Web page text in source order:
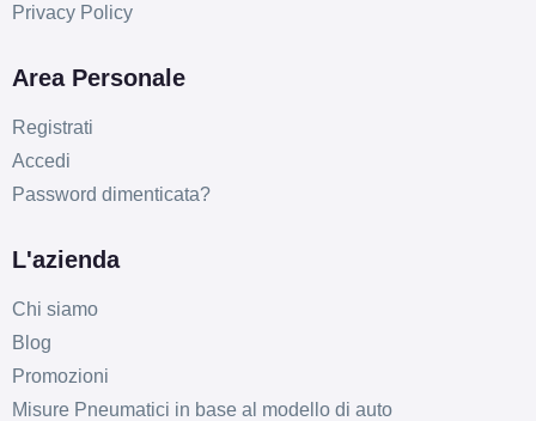
Privacy Policy
Area Personale
Registrati
Accedi
Password dimenticata?
L'azienda
Chi siamo
Blog
Promozioni
Misure Pneumatici in base al modello di auto